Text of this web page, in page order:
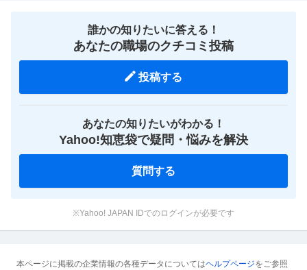
誰かの知りたいに答える！
あなたの職場のクチコミ投稿
投稿する
あなたの知りたいがわかる！
Yahoo!知恵袋で疑問・悩みを解決
質問する
※Yahoo! JAPAN IDでのログインが必要です
本ページに掲載の企業情報の各種データについてはヘルプページをご参照